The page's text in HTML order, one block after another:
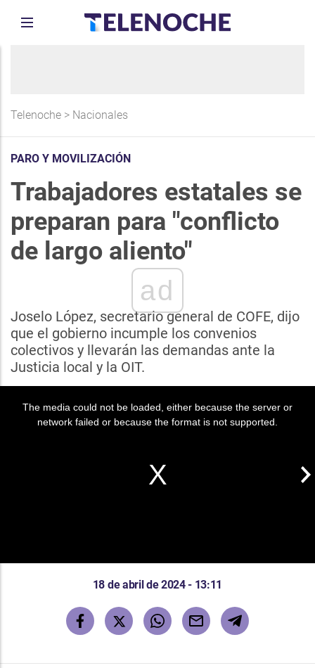
Telenoche > Nacionales
PARO Y MOVILIZACIÓN
Trabajadores estatales se
preparan para "conflicto
de largo aliento"
ad
Joselo López, secretario general de COFE, dijo
que el gobierno incumple los convenios
colectivos y llevarán las demandas ante la
Justicia local y la OIT.
The media could not be loaded, either because the server or
network failed or because the format is not supported.
18 de abril de 2024 - 13:11